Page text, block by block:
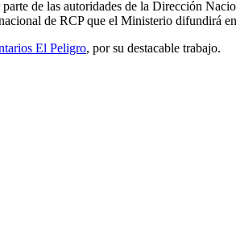
de las autoridades de la Dirección
de RCP que el Ministerio difundirá
El Peligro, por su destacable trabajo.